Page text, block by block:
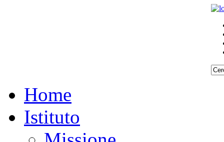
Home
Istituto